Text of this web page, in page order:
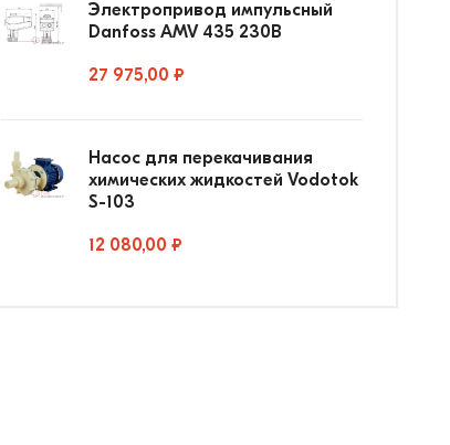
Электропривод импульсный
Danfoss AMV 435 230В
27 975,00 ₽
Насос для перекачивания
химических жидкостей Vodotok
S-103
12 080,00 ₽